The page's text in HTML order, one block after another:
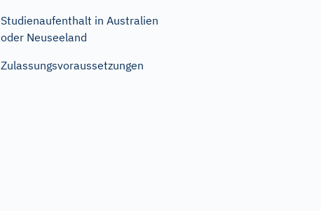
Studienaufenthalt in Australien
oder Neuseeland
Zulassungsvoraussetzungen